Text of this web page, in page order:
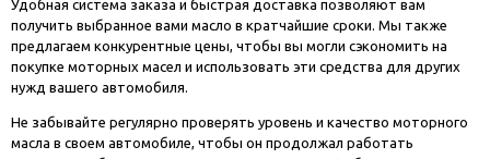
Удобная система заказа и быстрая доставка позволяют вам
получить выбранное вами масло в кратчайшие сроки. Мы также
предлагаем конкурентные цены, чтобы вы могли сэкономить на
покупке моторных масел и использовать эти средства для других
нужд вашего автомобиля.
Не забывайте регулярно проверять уровень и качество моторного
масла в своем автомобиле, чтобы он продолжал работать